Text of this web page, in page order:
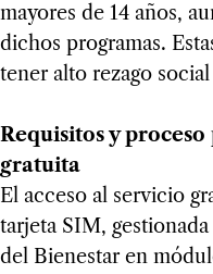
mayores de 14 años,
dichos programas.
tener alto rezago
Requisitos y
gratuita
El acceso al servicio
tarjeta SIM,
del Bienestar en